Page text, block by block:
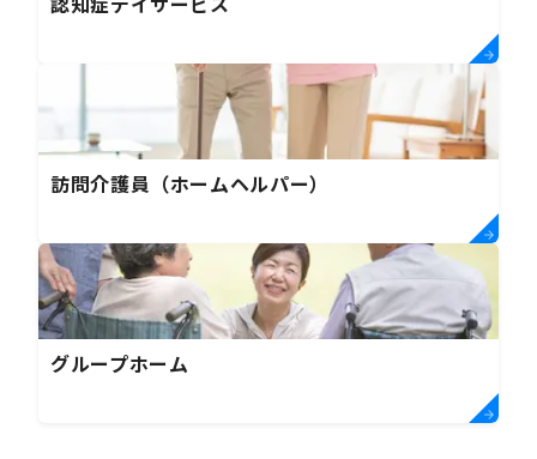
認知症デイサービス
訪問介護員（ホームヘルパー）
グループホーム